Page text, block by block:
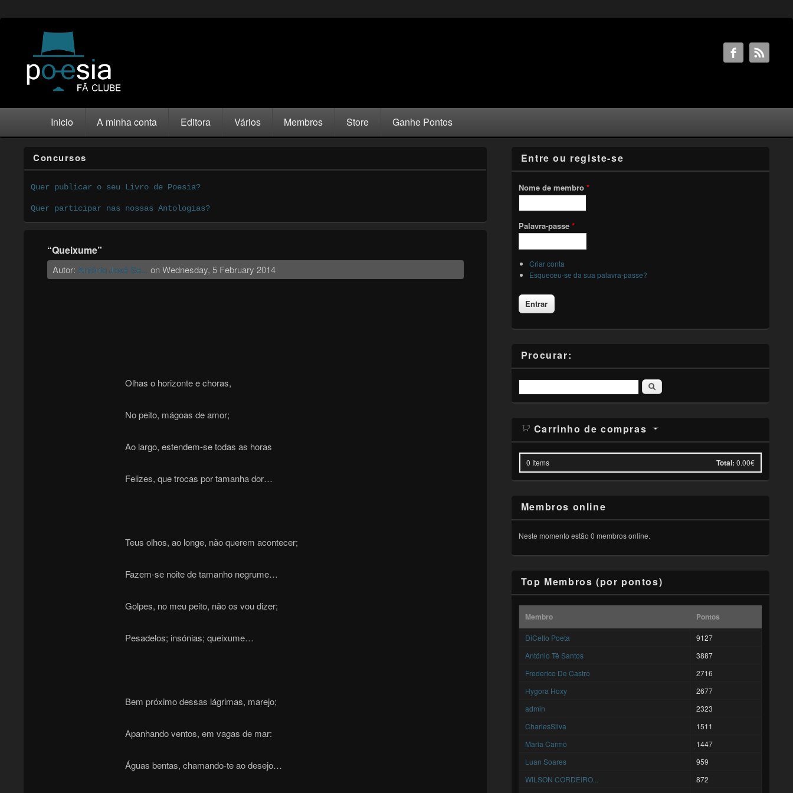
Inicio A minha conta Editora Vários Membros Store Ganhe Pontos
Concursos
Quer publicar o seu Livro de Poesia?
Quer participar nas nossas Antologias?
“Queixume”
Autor: António José Se... on Wednesday, 5 February 2014
Olhas o horizonte e choras,
No peito, mágoas de amor;
Ao largo, estendem-se todas as horas
Felizes, que trocas por tamanha dor…
Teus olhos, ao longe, não querem acontecer;
Fazem-se noite de tamanho negrume…
Golpes, no meu peito, não os vou dizer;
Pesadelos; insónias; queixume…
Bem próximo dessas lágrimas, marejo;
Apanhando ventos, em vagas de mar:
Águas bentas, chamando-te ao desejo…
Entre ou registe-se
Nome de membro *
Palavra-passe *
Criar conta
Esqueceu-se da sua palavra-passe?
Procurar:
Pesquisar
Carrinho de compras
0 Items Total: 0.00€
Membros online
Neste momento estão 0 membros online.
Top Membros (por pontos)
Membro Pontos
DiCello Poeta
9127
António Tê Santos
3887
Frederico De Castro
2716
Hygora Hoxy
2677
admin
2323
CharlesSilva
1511
Maria Carmo
1447
Luan Soares
959
WILSON CORDEIRO...
872